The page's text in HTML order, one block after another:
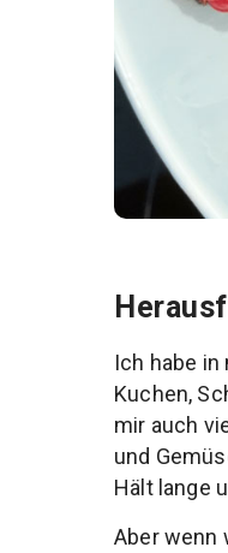
Ich habe
Kuchen,
mir auch
und
Hält lange
Aber wenn